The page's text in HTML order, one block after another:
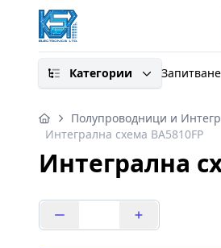
Категории
Полупроводници и
Интегрална схема BA5810FP
Интегрална